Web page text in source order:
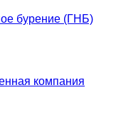
бурение (ГНБ)
компания